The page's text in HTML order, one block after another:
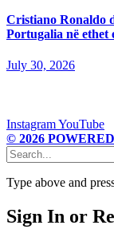
Cristiano Ronaldo
Portugalia në ethet
July 30, 2026
InstagramYouTube
© 2026
Type above and
Sign In or